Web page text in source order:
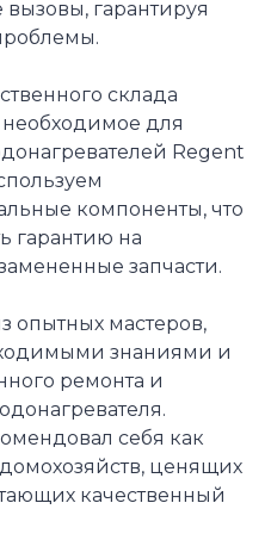
гарантируя
склада
необходимое для
Regent
компоненты, что
гарантию на
запчасти.
опытных мастеров,
знаниями и
ремонта и
себя как
ценящих
качественный